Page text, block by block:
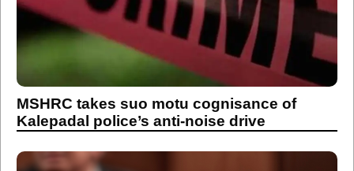
MSHRC takes suo motu cognisance of
Kalepadal police’s anti-noise drive